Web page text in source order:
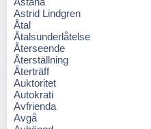
Astrid Lindgren
Åtal
Åtalsunderlåtelse
Återseende
Återställning
Återträff
Auktoritet
Autokrati
Avfrienda
Avgå